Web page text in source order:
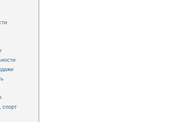
спорт